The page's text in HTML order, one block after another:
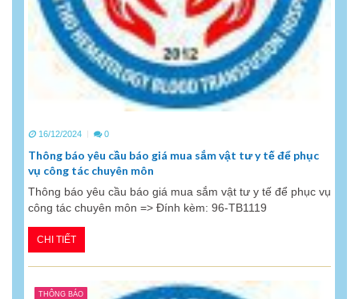
16/12/2024 0
Thông báo yêu cầu báo giá mua sắm vật tư y tế để phục
vụ công tác chuyên môn
Thông báo yêu cầu báo giá mua sắm vật tư y tế để phục vụ
công tác chuyên môn => Đính kèm: 96-TB1119
CHI TIẾT
THÔNG BÁO